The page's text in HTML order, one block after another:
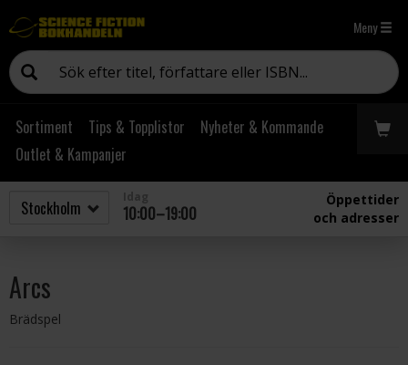
Meny
Sortiment Tips & Topplistor
Nyheter & Kommande
Outlet & Kampanjer
10:00–19:00
Öppettider
och adresser
Arcs
Brädspel